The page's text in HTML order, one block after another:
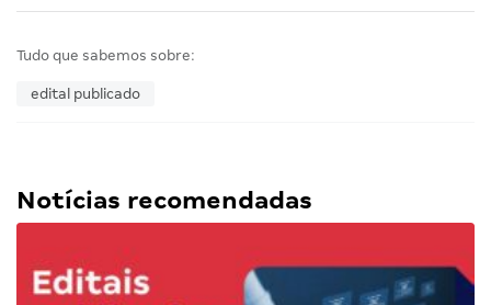
Tudo que sabemos sobre:
edital publicado
Notícias recomendadas